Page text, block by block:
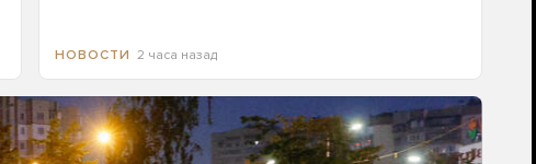
НОВОСТИ 2 часа назад